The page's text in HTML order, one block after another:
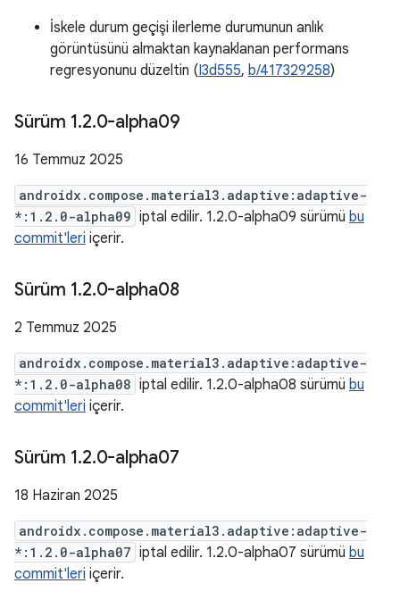
İskele durum geçişi ilerleme durumunun anlık
görüntüsünü almaktan kaynaklanan performans
regresyonunu düzeltin (I3d555, b/417329258)
Sürüm 1.2.0-alpha09
16 Temmuz 2025
androidx.compose.material3.adaptive:adaptive-
*:1.2.0-alpha09 iptal edilir. 1.2.0-alpha09 sürümü bu
commit'leri içerir.
Sürüm 1.2.0-alpha08
2 Temmuz 2025
androidx.compose.material3.adaptive:adaptive-
*:1.2.0-alpha08 iptal edilir. 1.2.0-alpha08 sürümü bu
commit'leri içerir.
Sürüm 1.2.0-alpha07
18 Haziran 2025
androidx.compose.material3.adaptive:adaptive-
*:1.2.0-alpha07 iptal edilir. 1.2.0-alpha07 sürümü bu
commit'leri içerir.